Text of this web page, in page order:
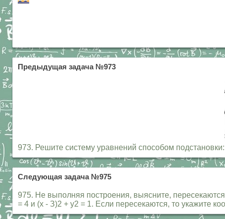
Предыдущая задача №973
973. Решите систему уравнений способом подстановки:
Следующая задача №975
975. Не выполняя построения, выясните,
= 4 и (х - З)2 + у2 = 1. Если пересекаются, то укажите